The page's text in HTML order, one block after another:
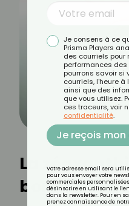
La
bonne pour
Je consens à ce
Prisma Players
des courriels pour
performances
pourrons savoir si
courriels, l'heure
ainsi que des
que vous utilisez.
ces traceurs, voir
confidentialité.
Je reçois
Votre adresse email sera
pour vous envoyer votre
commerciales
désinscrire en utilisant le
dans la newsletter. Pour en
prenez connaissance de